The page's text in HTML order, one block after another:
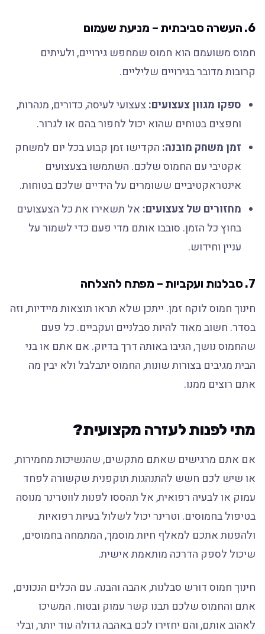
6. העשרה סביבתית – מניעת שעמום
חמוס משועמם הוא חמוס שמחפש גירויים, ולעיתים
קרובות מדובר בגירויים שליליים.
ספקו מגוון צעצועים:צעצועי לעיסה, כדורים, מנהרות,
וחפצים בטוחים שהוא יכול לחפור בהם או לגרור.
זמן משחק מובנה:הקדישו זמן קבוע בכל יום למשחק
אקטיבי עם החמוס שלכם. השתמשו בצעצועים
אינטראקטיביים ששומרים על הידיים שלכם בטוחות.
מחזורים של צעצועים:אל תשאירו את כל הצעצועים
בחוץ כל הזמן. סובבו אותם מדי פעם כדי לשמור על
עניין וחידוש.
7. סבלנות ועקביות – מפתח להצלחה
חינוך חמוס לוקח זמן. ייתכן שלא תראו תוצאות מיידיות, וזה
בסדר. חשוב מאוד להיות סבלניים ועקביים. כל פעם
שהחמוס נושך, הגיבו באותה דרך בדיוק. אם אתם או בני
הבית מגיבים בצורות שונות, החמוס יתבלבל ולא יבין מה
אתם רוצים ממנו.
מתי לפנות לעזרה מקצועית?
אם אתם מרגישים שאתם מתקשים, שהנשיכות מחמירות,
או שיש לכם חשש להתנהגות תוקפנית שקשורה לפחד
עמוק או לבעיה רפואית, אל תהססו לפנות לווטרינר מנוסה
בטיפול בחמוסים. וטרינר יכול לשלול בעיות רפואיות
ולהפנות אתכם למאלף חיות מוסמך, המתמחה בחמוסים,
שיכול לספק הדרכה מותאמת אישית.
חינוך חמוס דורש סבלנות, אהבה והבנה. עם הכלים הנכונים,
אתם והחמוס שלכם תבנו קשר עמוק ובטוח. המשיכו
לאהוב אותם, והם יחזירו לכם באהבה גדולה עוד יותר, ובלי